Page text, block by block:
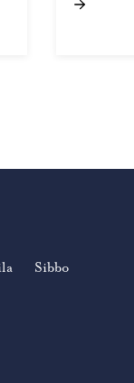
Sibbo